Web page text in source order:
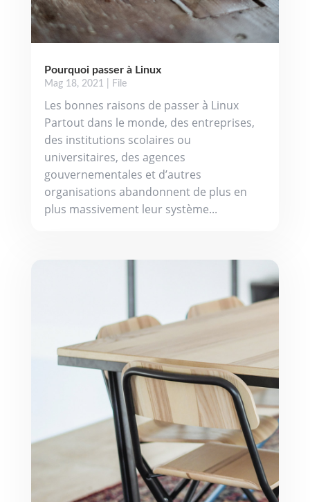
Pourquoi passer à Linux
Mag 18, 2021 File
Les bonnes raisons de passer à Linux
Partout dans le monde, des entreprises,
des institutions scolaires ou
universitaires, des agences
gouvernementales et d’autres
organisations abandonnent de plus en
plus massivement leur système...